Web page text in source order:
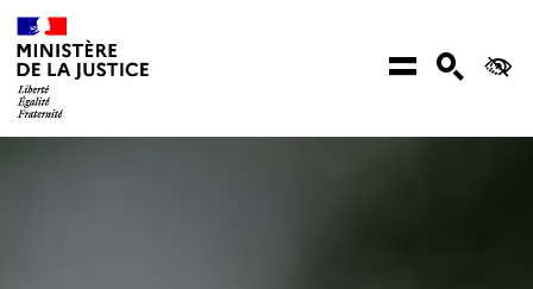
Aller au contenu
Menu